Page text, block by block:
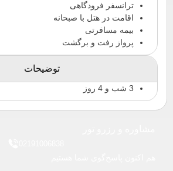
ترانسفر فرودگاهی
اقامت در هتل با صبحانه
بیمه مسافرتی
پرواز رفت و برگشت
توضیحات
3 شب و 4 روز